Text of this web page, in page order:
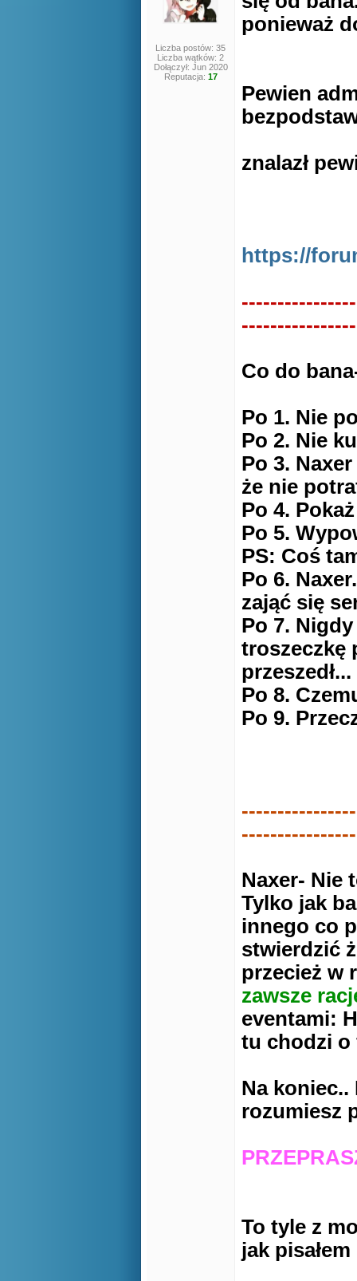
Liczba postów: 35
Liczba wątków: 2
Dołączył: Jun 2020
Reputacja: 17
ponieważ
Pewien
znalazł
https://
Co do
Po 1. Nie
Po 2. Nie
Po 3.
że nie
Po 4.
Po 5.
PS: Coś
Po 6.
zająć się
Po 7.
troszeczkę
przeszedł...
Po 8.
Po 9.
Naxer- Nie
Tylko jak
innego co
stwierdzić
przecież w
zawsze
eventami:
tu chodzi o
Na koniec..
rozumiesz
To tyle z
jak